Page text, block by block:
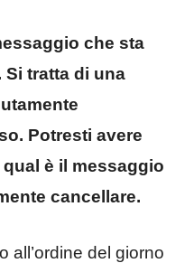
che sta
tratta di una
Potresti avere
è il messaggio
cancellare.
all’ordine del giorno